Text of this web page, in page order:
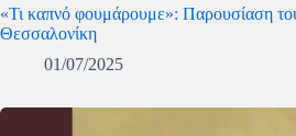
«Τι καπνό φουμάρουμε»: Παρουσίαση
Θεσσαλονίκη
01/07/2025